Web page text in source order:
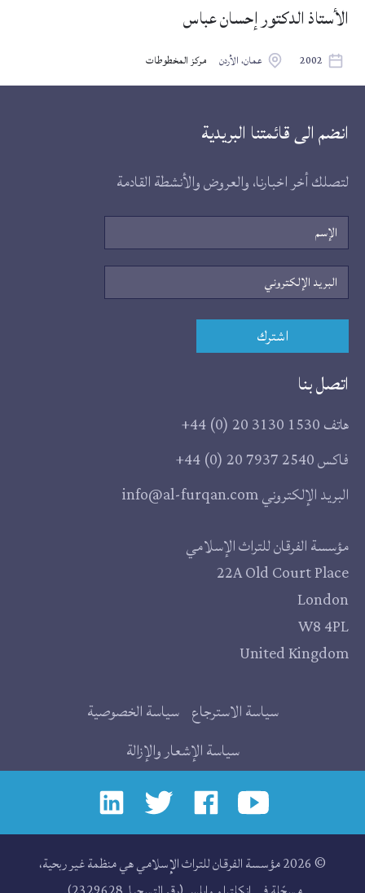
الأستاذ الدكتور إحسان عباس
2002 عمان، الأردن مركز المخطوطات
انضم الى قائمتنا البريدية
لتصلك أخر اخبارنا، والعروض والأنشطة القادمة
الإسم
البريد
الإلكتروني
اشترك
اتصل بنا
هاتف+44 (0) 20 3130 1530
فاكس+44 (0) 20 7937 2540
البريد الإلكترونيinfo@al-furqan.com
مقر
المؤسسة
مؤسسة الفرقان للتراث الإسلامي
22A Old Court Place
London
W8 4PL
United Kingdom
سياسة الاسترجاع سياسة الخصوصية
سياسة الإشعار والإزالة
© 2026 مؤسسة الفرقان للتراث الإسلامي هي منظمة غير ربحية،